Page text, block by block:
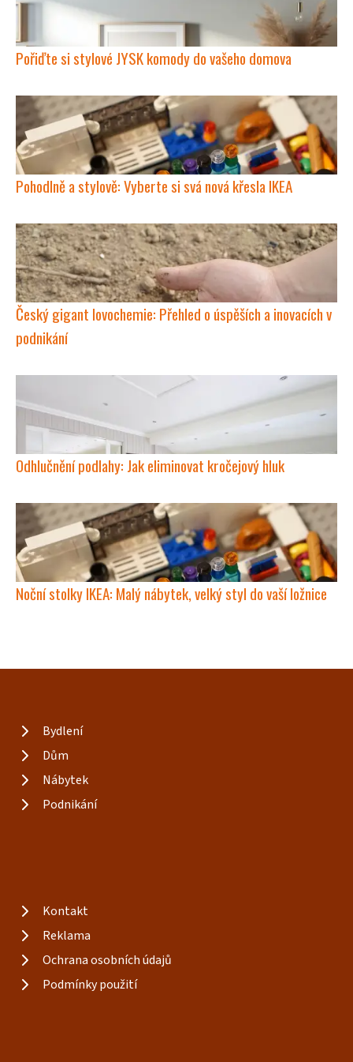
Pořiďte si stylové JYSK komody do vašeho domova
Pohodlně a stylově: Vyberte si svá nová křesla IKEA
Český gigant lovochemie: Přehled o úspěších a inovacích v
podnikání
Odhlučnění podlahy: Jak eliminovat kročejový hluk
Noční stolky IKEA: Malý nábytek, velký styl do vaší ložnice
Bydlení
Dům
Nábytek
Podnikání
Kontakt
Reklama
Ochrana osobních údajů
Podmínky použití